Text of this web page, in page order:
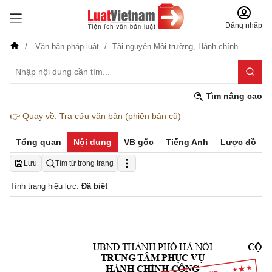
Đăng nhập
Văn bản pháp luật Tài nguyên-Môi trường, Hành chính
Tìm nâng cao
👉 Quay về: Tra cứu văn bản (phiên bản cũ)
Tổng quan Nội dung VB gốc Tiếng Anh Lược đồ
Lưu Tìm từ trong trang
Tình trạng hiệu lực: Đã biết
UBND THÀNH PHỐ HÀ NỘI
TRUNG TÂM PHỤC VỤ
HÀNH CHÍNH CÔNG
CỘ